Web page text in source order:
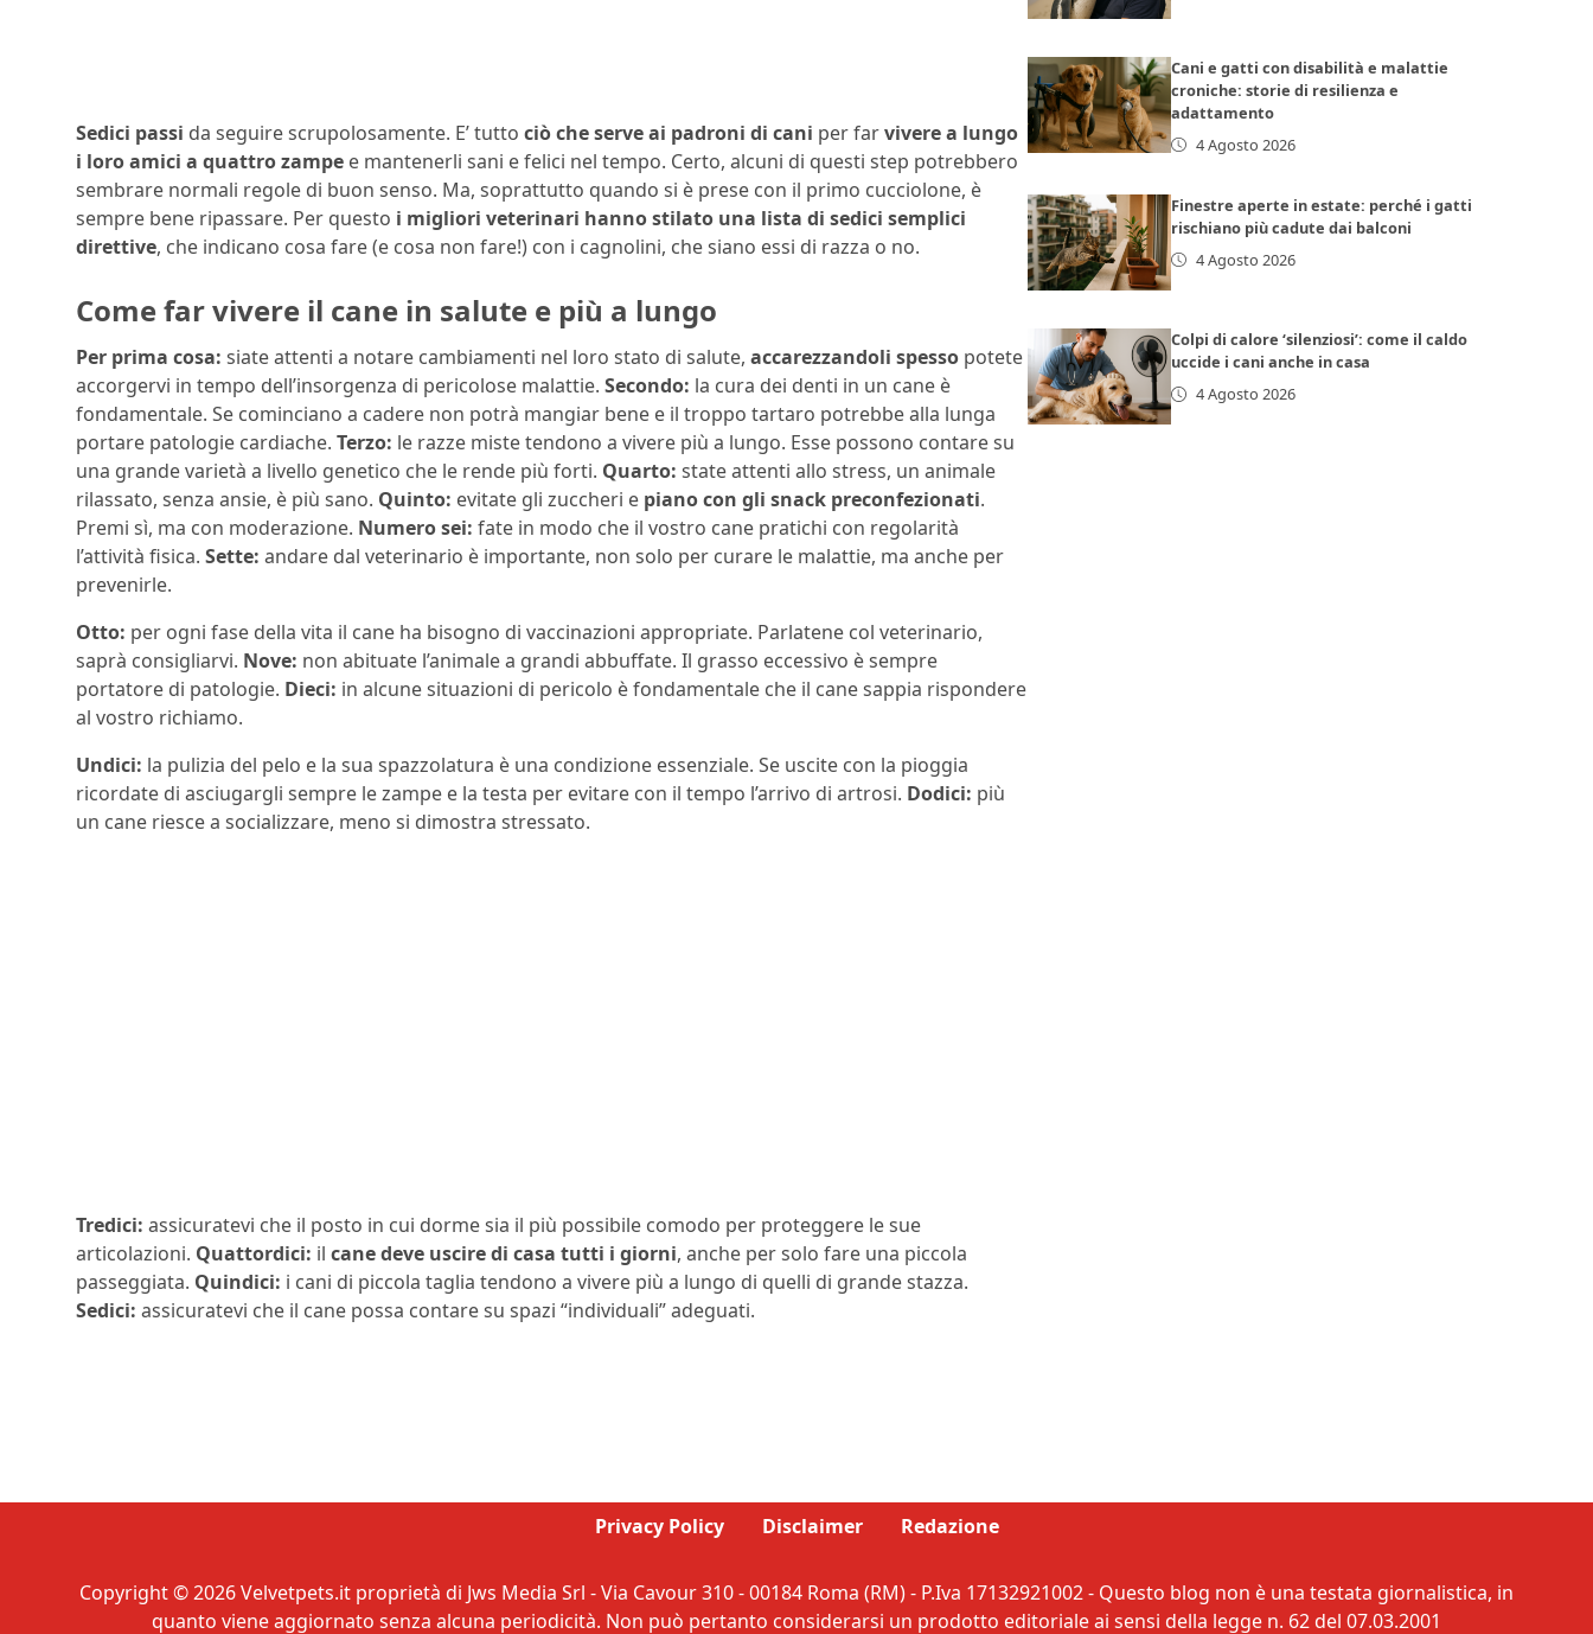
Sedici passi da seguire scrupolosamente. E’ tutto ciò che serve ai padroni di cani per farvivere a lungo
i loro amici a quattro zampe e mantenerli sani e felici nel tempo. Certo, alcuni di questi step potrebbero
sembrare normali regole di buon senso. Ma, soprattutto quando si è prese con il primo cucciolone, è
sempre bene ripassare. Per questo i migliori veterinari hanno stilato una lista di sedici semplici
direttive, che indicano cosa fare (e cosa non fare!) con i cagnolini, che siano essi di razza o no.
Come far vivere il cane in salute e più a lungo
Per prima cosa: siate attenti a notare cambiamenti nel loro stato di salute, accarezzandoli spesso potete
accorgervi in tempo dell’insorgenza di pericolose malattie. Secondo: la cura dei denti in un cane è
fondamentale. Se cominciano a cadere non potrà mangiar bene e il troppo tartaro potrebbe alla lunga
portare patologie cardiache. Terzo: le razze miste tendono a vivere più a lungo. Esse possono contare su
una grande varietà a livello genetico che le rende più forti. Quarto: state attenti allo stress, un animale
rilassato, senza ansie, è più sano. Quinto: evitate gli zuccheri e piano con gli snack preconfezionati.
Premi sì, ma con moderazione. Numero sei: fate in modo che il vostro cane pratichi con regolarità
l’attività fisica. Sette: andare dal veterinario è importante, non solo per curare le malattie, ma anche per
prevenirle.
Otto: per ogni fase della vita il cane ha bisogno di vaccinazioni appropriate. Parlatene col veterinario,
saprà consigliarvi. Nove: non abituate l’animale a grandi abbuffate. Il grasso eccessivo è sempre
portatore di patologie. Dieci: in alcune situazioni di pericolo è fondamentale che il cane sappia rispondere
al vostro richiamo.
Undici: la pulizia del pelo e la sua spazzolatura è una condizione essenziale. Se uscite con la pioggia
ricordate di asciugargli sempre le zampe e la testa per evitare con il tempo l’arrivo di artrosi. Dodici: più
un cane riesce a socializzare, meno si dimostra stressato.
Tredici: assicuratevi che il posto in cui dorme sia il più possibile comodo per proteggere le sue
articolazioni. Quattordici: il cane deve uscire di casa tutti i giorni, anche per solo fare una piccola
passeggiata. Quindici: i cani di piccola taglia tendono a vivere più a lungo di quelli di grande stazza.
Sedici: assicuratevi che il cane possa contare su spazi “individuali” adeguati.
Cani e gatti con disabilità e malattie
croniche: storie di resilienza e
adattamento
4 Agosto 2026
Finestre aperte in estate: perché i gatti
rischiano più cadute dai balconi
4 Agosto 2026
Colpi di calore ‘silenziosi’: come il caldo
uccide i cani anche in casa
4 Agosto 2026
Privacy Policy Disclaimer Redazione
Copyright © 2026 Velvetpets.it proprietà di Jws Media Srl - Via Cavour 310 - 00184 Roma (RM) - P.Iva 17132921002 - Questo blog non è una testata giornalistica, in
quanto viene aggiornato senza alcuna periodicità. Non può pertanto considerarsi un prodotto editoriale ai sensi della legge n. 62 del 07.03.2001